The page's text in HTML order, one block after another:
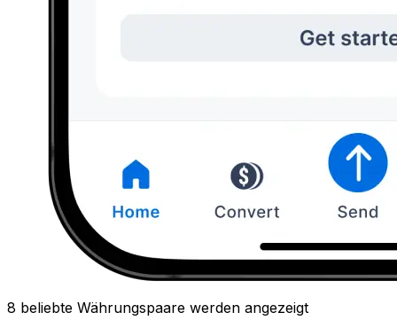
8 beliebte Währungspaare werden angezeigt